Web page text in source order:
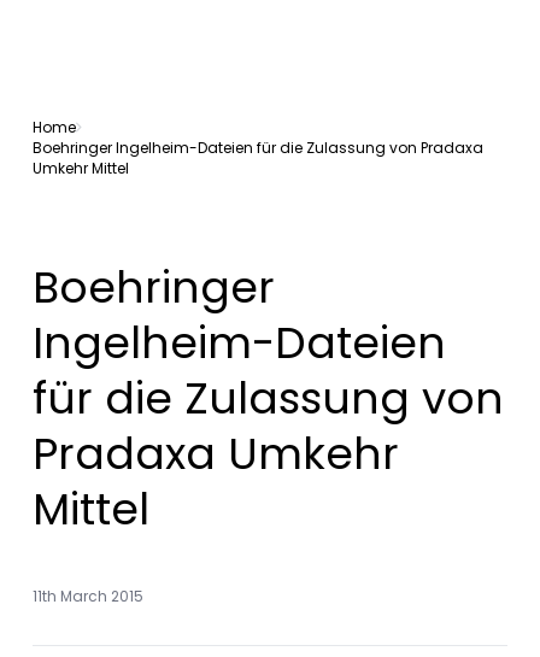
Home
Boehringer Ingelheim-Dateien für die Zulassung von Pradaxa
Umkehr Mittel
Boehringer
Ingelheim-Dateien
für die Zulassung von
Pradaxa Umkehr
Mittel
11th March 2015